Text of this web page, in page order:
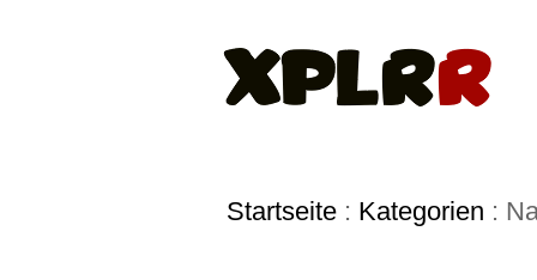
Startseite : Kategorien :